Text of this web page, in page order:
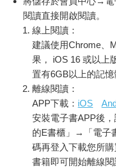
閱讀直接開啟閱讀。
線上閱讀：
建議使用Chrome、
果， iOS 16 或以上
置有6GB以上的記憶
離線閱讀：
APP下載： iOS
安裝電子書APP後
的E書櫃」→「電子
碼再登入下載您所
書籍即可開始離線閱